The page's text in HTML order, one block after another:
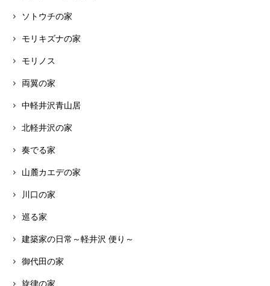
ソトウチの家
モリキズナの家
モリノス
両翼の家
中軽井沢青山居
北軽井沢の家
奏でる家
山麓カエデの家
川口の家
巡る家
建築家の日常～軽井沢 便り～
御代田の家
旋律の家